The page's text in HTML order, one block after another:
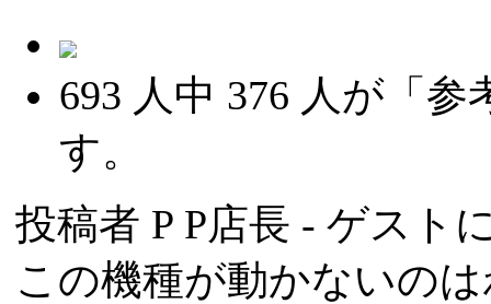
693 人中 376 人が「参
す。
投稿者 P P店長 - ゲスト
この機種が動かないの